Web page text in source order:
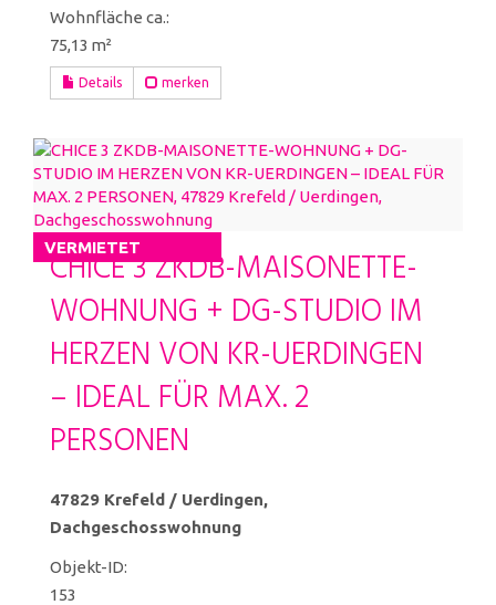
Wohnfläche ca.:
75,13 m²
Details merken
VERMIETET
CHICE 3 ZKDB-MAISONETTE-
WOHNUNG + DG-STUDIO IM
HERZEN VON KR-UERDINGEN
– IDEAL FÜR MAX. 2
PERSONEN
47829 Krefeld / Uerdingen,
Dachgeschosswohnung
Objekt-ID:
153